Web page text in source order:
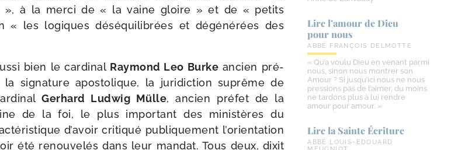
», à la mer­ci de « la vaine gloire » et de « petits
« les logiques dés­équi­li­brées et dégé­né­rées des
bien le car­di­nal Raymond Leo Burke ancien pré­
signa­ture apos­to­lique, la juri­dic­tion suprême de
Gerhard Ludwig Mülle, ancien pré­fet de la
de la foi, le plus impor­tant des minis­tères du
d’a­voir cri­ti­qué publi­que­ment l’o­rien­ta­tion
été renou­ve­lés dans leur man­dat. Tous deux, dixit
Lire l’amour de Dieu
pour nous
ABBÉ FRANÇOIS DELMOTTE
« Qu’a voulu Dieu en venant parmi
nous, sinon nous montrer son
Amour ? Si jusqu’ici nous ne nous
pressions pas de l’aimer, du moins
ne tardons plus à lui rendre
amour pour amour. »
Lire la Sainte Écriture
ABBÉ LOUIS-EDOUARD